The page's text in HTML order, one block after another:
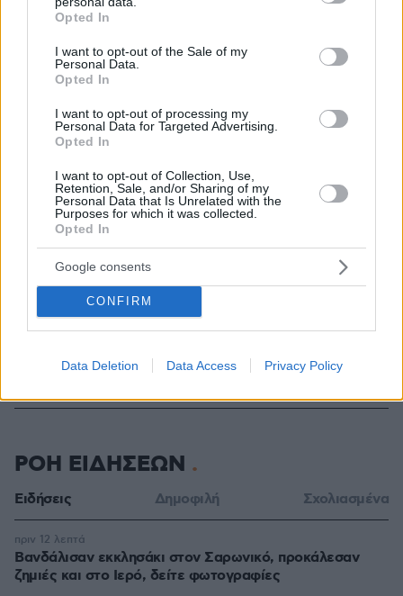
grant or deny consent to Google and its third-party tags to
use your data for below specified purposes in below Google
consent section.
Opted In
I want to opt-out of the Sale of my
Personal Data.
Opted In
I want to opt-out of processing my
Personal Data for Targeted Advertising.
Opted In
I want to opt-out of Collection, Use,
Retention, Sale, and/or Sharing of my
Personal Data that Is Unrelated with the
Purposes for which it was collected.
Opted In
Google consents
CONFIRM
Data Deletion Data Access Privacy Policy
Το μέλλον της τεχνολογίας
27.07.2026, 06:00
Η Smart φοιτητική κατοικία στην καρδιά της Αθήνας
03.08.2026, 10:56
Επαγγελματική Εκπαίδευση & Εξειδίκευση: Το Mοντέλο που
ΡΟΗ ΕΙΔΗΣΕΩΝ
Ειδήσεις Δημοφιλή Σχολιασμένα
Βανδάλισαν εκκλησάκι στον Σαρωνικό, προκάλεσαν
ζημιές και στο Ιερό, δείτε φωτογραφίες
πριν 12 λεπτά